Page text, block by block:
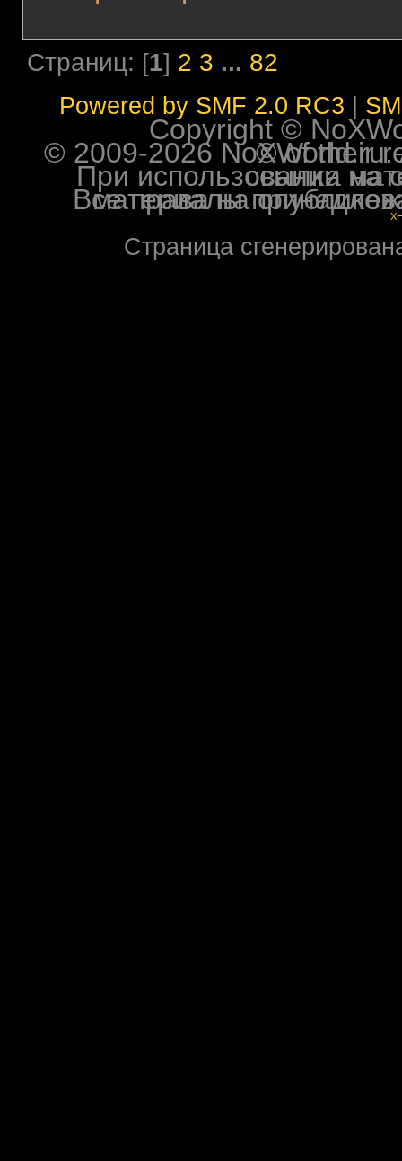
Страниц: [1] 2 3 ... 82
Powered by SMF 2.0 RC3
Copyright ©
© 2009-2026 NoXWorld.ru. All
При использовании
Все права на опубликованные на форуме
Страница